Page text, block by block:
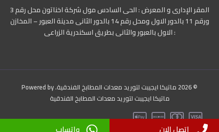
المقر الإدارى و المعرض : الحى السادس مول شركة اخناتون محل رقم 3
ورقم 11 بالدور الاول ومحل رقم 14 بالدور الثانى مدينة العبور – المخازن
: الاول بالعبور والثانى بطريق اسكندرية الزراعى
© 2026 ماتيكا ايجيبت لتوريد معدات المطابخ الفندقية. Powered by
ماتيكا ايجيبت لتوريد معدات المطابخ الفندقية